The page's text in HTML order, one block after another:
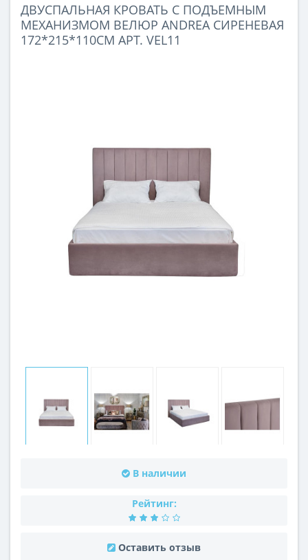
ДВУСПАЛЬНАЯ КРОВАТЬ С ПОДЪЕМНЫМ
МЕХАНИЗМОМ ВЕЛЮР ANDREA СИРЕНЕВАЯ
172*215*110СМ АРТ. VEL11
В наличии
Рейтинг:
Оставить отзыв